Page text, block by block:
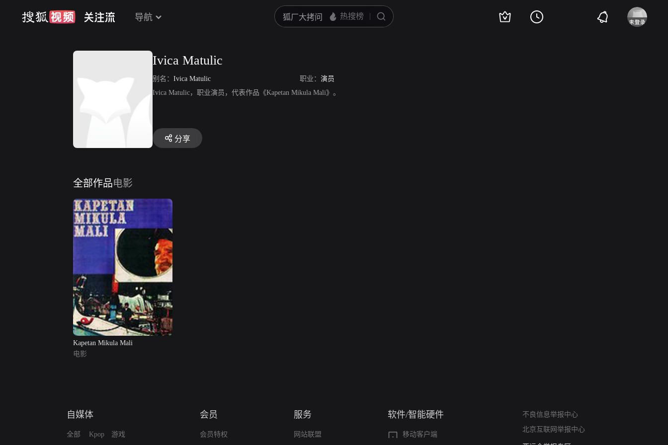
导航
Ivica Matulic
别名： Ivica Matulic 职业： 演员
Ivica Matulic，职业演员，代表作品《Kapetan Mikula Mali》。
分享
全部作品电影
Kapetan Mikula Mali
电影
自媒体
全部 Kpop 游戏
会员
会员特权
服务
网站联盟
软件/智能硬件
移动客户端
不良信息举报中心
北京互联网举报中心
算法推荐专项举报